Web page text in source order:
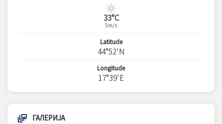
33°C
5m/s
Latitude
44°52'N
Longitude
17°39'E
ГАЛЕРИЈА